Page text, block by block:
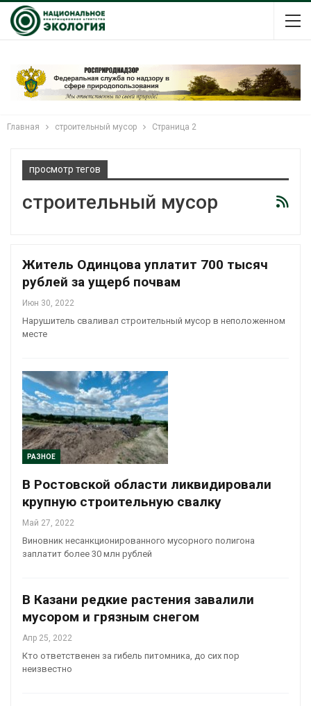
Главная строительный мусор Страница 2
просмотр тегов
строительный мусор
Житель Одинцова уплатит 700 тысяч
рублей за ущерб почвам
Июн 30, 2022
Нарушитель сваливал строительный мусор в неположенном
месте
РАЗНОЕ
В Ростовской области ликвидировали
крупную строительную свалку
Май 27, 2022
Виновник несанкционированного мусорного полигона
заплатит более 30 млн рублей
В Казани редкие растения завалили
мусором и грязным снегом
Апр 25, 2022
Кто ответственен за гибель питомника, до сих пор
неизвестно